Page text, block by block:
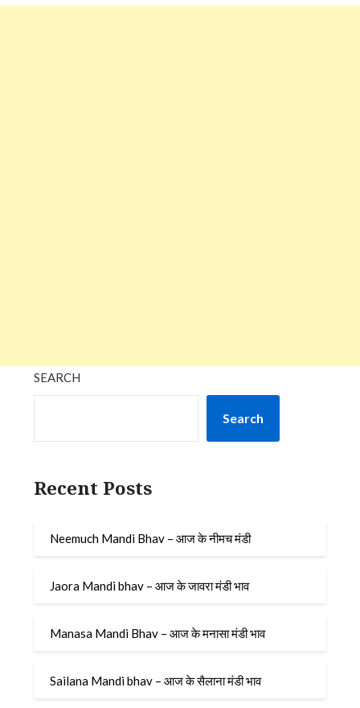
SEARCH
Search
Recent Posts
Neemuch Mandi Bhav – आज के नीमच मंडी
Jaora Mandi bhav – आज के जावरा मंडी भाव
Manasa Mandi Bhav – आज के मनासा मंडी भाव
Sailana Mandi bhav – आज के सैलाना मंडी भाव